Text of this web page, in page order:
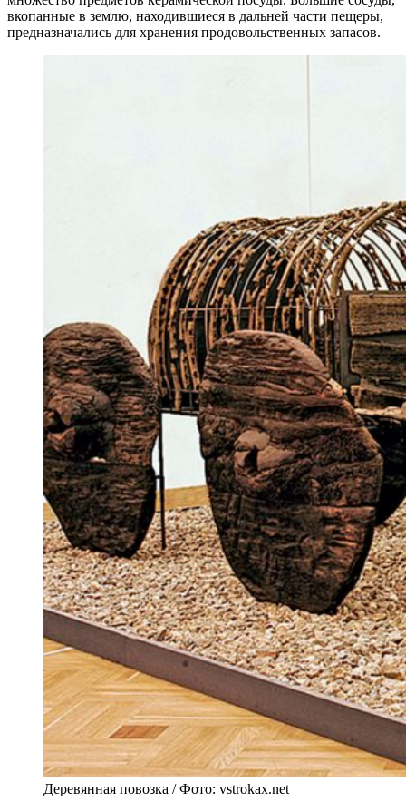
вкопанные в землю, находившиеся в дальней части пещеры,
предназначались для хранения продовольственных запасов.
Деревянная повозка / Фото: vstrokax.net